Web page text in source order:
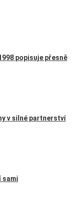
popisuje přesně
v silné partnerství
sami